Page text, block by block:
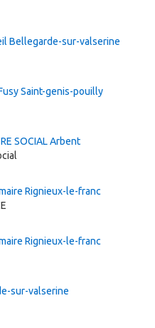
Bellegarde-sur-valserine
Saint-genis-pouilly
SOCIAL Arbent
Rignieux-le-franc
Rignieux-le-franc
sur-valserine